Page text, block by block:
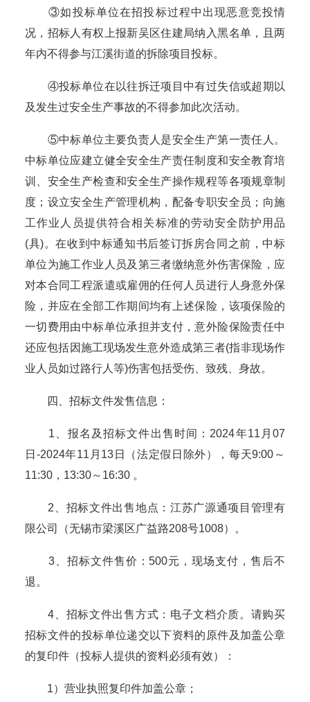
③如投标单位在招投标过程中出现恶意竞投情
况，招标人有权上报新吴区住建局纳入黑名单，且两
年内不得参与江溪街道的拆除项目投标。
④投标单位在以往拆迁项目中有过失信或超期以
及发生过安全生产事故的不得参加此次活动。
⑤中标单位主要负责人是安全生产第一责任人。
中标单位应建立健全安全生产责任制度和安全教育培
训、安全生产检查和安全生产操作规程等各项规章制
度；设立安全生产管理机构，配备专职安全员；向施
工作业人员提供符合相关标准的劳动安全防护用品
(具)。在收到中标通知书后签订拆房合同之前，中标
单位为施工作业人员及第三者缴纳意外伤害保险，应
对本合同工程派遣或雇佣的任何人员进行人身意外保
险，并应在全部工作期间均有上述保险，该项保险的
一切费用由中标单位承担并支付，意外险保险责任中
还应包括因施工现场发生意外造成第三者(指非现场作
业人员如过路行人等)伤害包括受伤、致残、身故。
四、招标文件发售信息：
1、报名及招标文件出售时间：2024年11月07
日-2024年11月13日（法定假日除外），每天9:00～
11:30，13:30～16:30 。
2、招标文件出售地点：江苏广源通项目管理有
限公司（无锡市梁溪区广益路208号1008）。
3、招标文件售价：500元，现场支付，售后不
退。
4、招标文件出售方式：电子文档介质。请购买
招标文件的投标单位递交以下资料的原件及加盖公章
的复印件（投标人提供的资料必须有效）：
1）营业执照复印件加盖公章；